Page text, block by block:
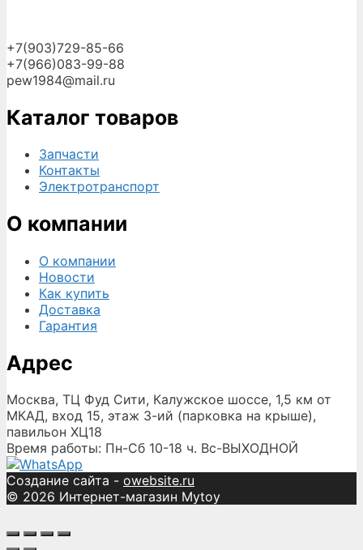
+7(903)729-85-66
+7(966)083-99-88
pew1984@mail.ru
Каталог товаров
Запчасти
Контакты
Электротранспорт
О компании
О компании
Новости
Как купить
Доставка
Гарантия
Адрес
Москва, ТЦ Фуд Сити, Калужское шоссе, 1,5 км от
МКАД, вход 15, этаж 3-ий (парковка на крыше),
павильон ХЦ18
Время работы: Пн-Сб 10-18 ч. Вс-ВЫХОДНОЙ
Создание сайта - owebsite.ru
© 2026 Интернет-магазин Mytoy